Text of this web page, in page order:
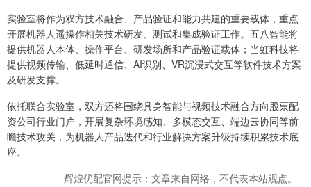
实验室将作为双方技术融合、产品验证和能力共建的重要载体，重点
开展机器人遥操作相关技术研发、测试和集成验证工作。五八智能将
提供机器人本体、操作平台、研发场所和产品验证载体；当虹科技将
提供视频传输、低延时通信、AI识别、VR沉浸式交互等软件技术方案
及研发支撑。
依托联合实验室，双方还将围绕具身智能与视频技术融合方向股票配
资公司行业门户，开展复杂环境感知、多模态交互、端边云协同等前
瞻技术攻关，为机器人产品迭代和行业解决方案升级持续积累技术底
座。
辉煌优配官网提示：文章来自网络，不代表本站观点。